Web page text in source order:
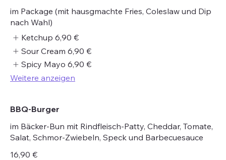
im Package (mit hausgmachte Fries, Coleslaw und Dip
nach Wahl)
Ketchup 6,90 €
Sour Cream 6,90 €
Spicy Mayo 6,90 €
Weitere anzeigen
BBQ-Burger
im Bäcker-Bun mit Rindfleisch-Patty, Cheddar, Tomate,
Salat, Schmor-Zwiebeln, Speck und Barbecuesauce
16,90 €